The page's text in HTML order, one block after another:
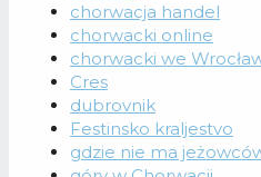
chorwacja handel
chorwacki online
chorwacki we
Cres
dubrovnik
Festinsko kraljestvo
gdzie nie ma